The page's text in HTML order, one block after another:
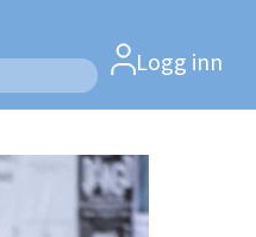
Logg inn